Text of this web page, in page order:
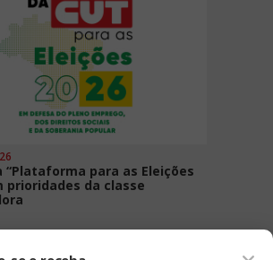
“Plataforma para as Eleições
prioridades da classe